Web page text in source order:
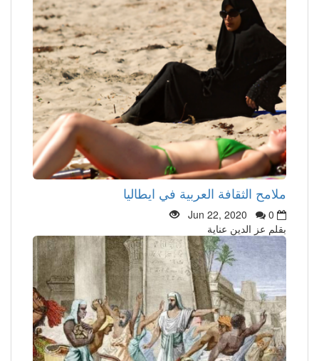
ملامح الثقافة العربية في ايطاليا
Jun 22, 2020
0
بقلم عز الدين عناية